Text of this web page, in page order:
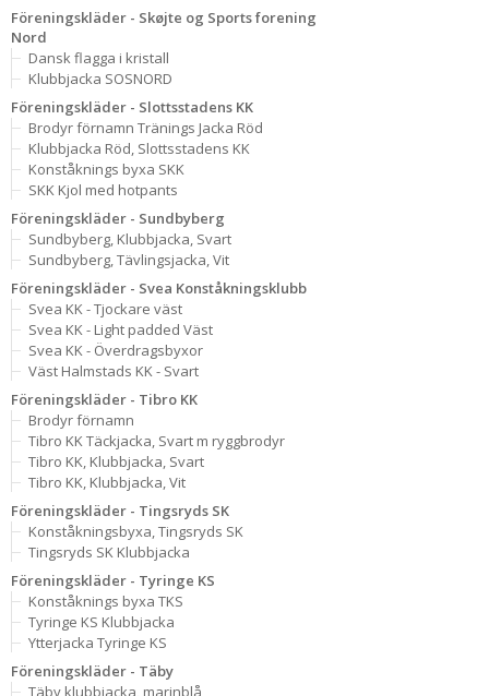
Föreningskläder - Skøjte og Sports forening
Nord
Dansk flagga i kristall
Klubbjacka SOSNORD
Föreningskläder - Slottsstadens KK
Brodyr förnamn Tränings Jacka Röd
Klubbjacka Röd, Slottsstadens KK
Konståknings byxa SKK
SKK Kjol med hotpants
Föreningskläder - Sundbyberg
Sundbyberg, Klubbjacka, Svart
Sundbyberg, Tävlingsjacka, Vit
Föreningskläder - Svea Konståkningsklubb
Svea KK - Tjockare väst
Svea KK - Light padded Väst
Svea KK - Överdragsbyxor
Väst Halmstads KK - Svart
Föreningskläder - Tibro KK
Brodyr förnamn
Tibro KK Täckjacka, Svart m ryggbrodyr
Tibro KK, Klubbjacka, Svart
Tibro KK, Klubbjacka, Vit
Föreningskläder - Tingsryds SK
Konståkningsbyxa, Tingsryds SK
Tingsryds SK Klubbjacka
Föreningskläder - Tyringe KS
Konståknings byxa TKS
Tyringe KS Klubbjacka
Ytterjacka Tyringe KS
Föreningskläder - Täby
Täby klubbjacka, marinblå